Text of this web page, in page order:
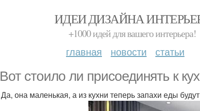
ИДЕИ ДИЗАЙНА
+1000 идей для вашего интерьера!
главная новости статьи
Вот стоило ли присоединять к
Да, она маленькая, а из кухни теперь запахи еды